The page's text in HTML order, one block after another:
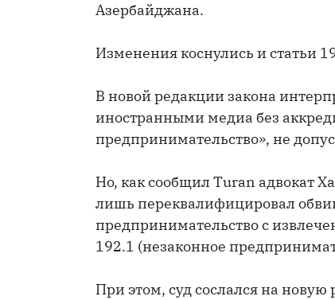
Азербайджана.
Изменения коснулись и статьи
В новой редакции закона
иностранными медиа без
предпринимательство», не
Но, как сообщил Turan адвокат
лишь переквалифицировал
предпринимательство с
192.1 (незаконное
При этом, суд сослался на новую